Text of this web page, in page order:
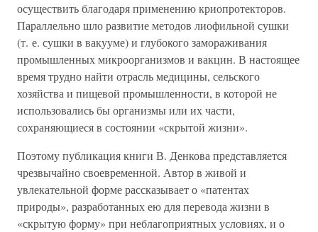
осуществить благодаря применению криопротекторов.
Параллельно шло развитие методов лиофильной сушки
(т. е. сушки в вакууме) и глубокого замораживания
промышленных микроорганизмов и вакцин. В настоящее
время трудно найти отрасль медицины, сельского
хозяйства и пищевой промышленности, в которой не
использовались бы организмы или их части,
сохраняющиеся в состоянии «скрытой жизни».
Поэтому публикация книги В. Денкова представляется
чрезвычайно своевременной. Автор в живой и
увлекательной форме рассказывает о «патентах
природы», разработанных ею для перевода жизни в
«скрытую форму» при неблагоприятных условиях, и о